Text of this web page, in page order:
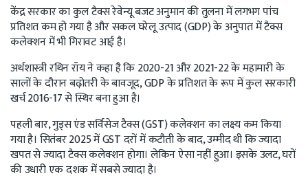
केंद्र सरकार का कुल टैक्स रेवेन्यू बजट अनुमान की तुलना में लगभग पांच
प्रतिशत कम हो गया है और सकल घरेलू उत्पाद (GDP) के अनुपात में टैक्स
कलेक्शन में भी गिरावट आई है।
अर्थशास्त्री रथिन रॉय ने कहा है कि 2020-21 और 2021-22 के महामारी के
सालों के दौरान बढ़ोतरी के बावजूद, GDP के प्रतिशत के रूप में कुल सरकारी
खर्च 2016-17 से स्थिर बना हुआ है।
पहली बार, गुड्स एंड सर्विसेज टैक्स (GST) कलेक्शन का लक्ष्य कम किया
गया है। सितंबर 2025 में GST दरों में कटौती के बाद, उम्मीद थी कि ज्यादा
खपत से ज्यादा टैक्स कलेक्शन होगा। लेकिन ऐसा नहीं हुआ। इसके उलट, घरों
की उधारी एक दशक में सबसे ज्यादा है।